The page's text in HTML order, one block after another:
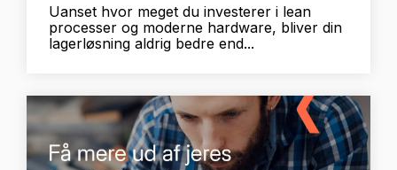
Uanset hvor meget du investerer i lean
processer og moderne hardware, bliver din
lagerløsning aldrig bedre end...